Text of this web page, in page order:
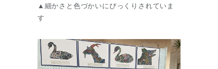
▲細かさと色づかいにびっくりされていま
す